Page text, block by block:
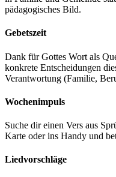
pädagogisches Bild.
Gebetszeit
Dank für Gottes Wort als
konkrete Entscheidungen
Verantwortung (Familie,
Wochenimpuls
Suche dir einen Vers aus
Karte oder ins Handy und
Liedvorschläge